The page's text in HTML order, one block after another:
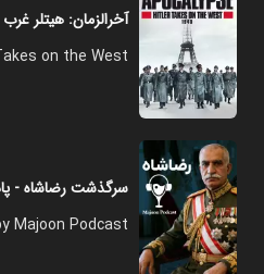
آخرالزمان: هیتلر
on the West
سرگذشت رضاشاه -
Majoon Podcast